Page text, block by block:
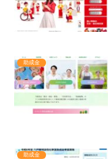
助成金
助成金